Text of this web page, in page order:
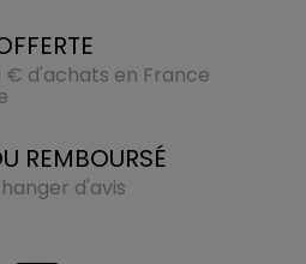
€ d'achats en France
REMBOURSÉ
d'avis